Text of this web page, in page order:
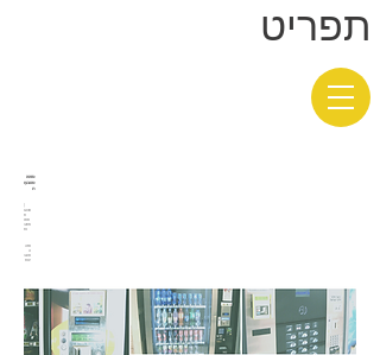
תפריט
מזהה
מטבעו
ת
מכונו
ת
ממו
חשב
ות
מזה
ה
מטב
עות